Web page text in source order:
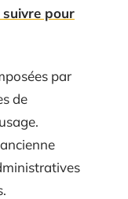
pour
par
de